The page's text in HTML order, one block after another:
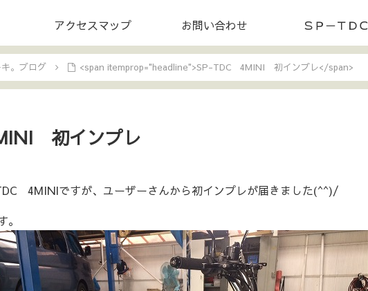
アクセスマップ お問い合わせ ＳＰ－ＴＤＣ
。ブログ <span itemprop="headline">SP-TDC 4MINI 初インプレ</span>
初インプレ
4MINIですが、ユーザーさんから初インプレが届きました(^^)/